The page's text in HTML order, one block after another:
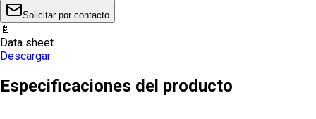
Solicitar por contacto
📄
Data sheet
Descargar
Especificaciones del producto